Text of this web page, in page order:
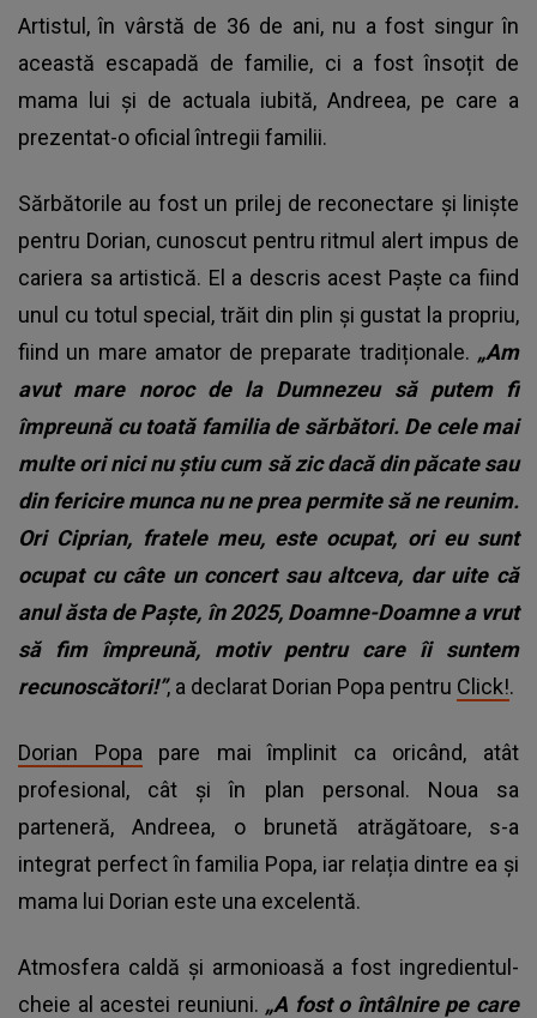
Artistul, în vârstă de 36 de ani, nu a fost singur în
această escapadă de familie, ci a fost însoțit de
mama lui și de actuala iubită, Andreea, pe care a
prezentat-o oficial întregii familii.
Sărbătorile au fost un prilej de reconectare și liniște
pentru Dorian, cunoscut pentru ritmul alert impus de
cariera sa artistică. El a descris acest Paște ca fiind
unul cu totul special, trăit din plin și gustat la propriu,
fiind un mare amator de preparate tradiționale. „Am
avut mare noroc de la Dumnezeu să putem fi
împreună cu toată familia de sărbători. De cele mai
multe ori nici nu știu cum să zic dacă din păcate sau
din fericire munca nu ne prea permite să ne reunim.
Ori Ciprian, fratele meu, este ocupat, ori eu sunt
ocupat cu câte un concert sau altceva, dar uite că
anul ăsta de Paște, în 2025, Doamne-Doamne a vrut
să fim împreună, motiv pentru care îi suntem
recunoscători!”, a declarat Dorian Popa pentru Click!.
Dorian Popa pare mai împlinit ca oricând, atât
profesional, cât și în plan personal. Noua sa
parteneră, Andreea, o brunetă atrăgătoare, s-a
integrat perfect în familia Popa, iar relația dintre ea și
mama lui Dorian este una excelentă.
Atmosfera caldă și armonioasă a fost ingredientul-
cheie al acestei reuniuni. „A fost o întâlnire pe care